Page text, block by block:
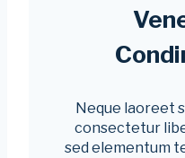
Neque laoreet
consectetur
sed elementum